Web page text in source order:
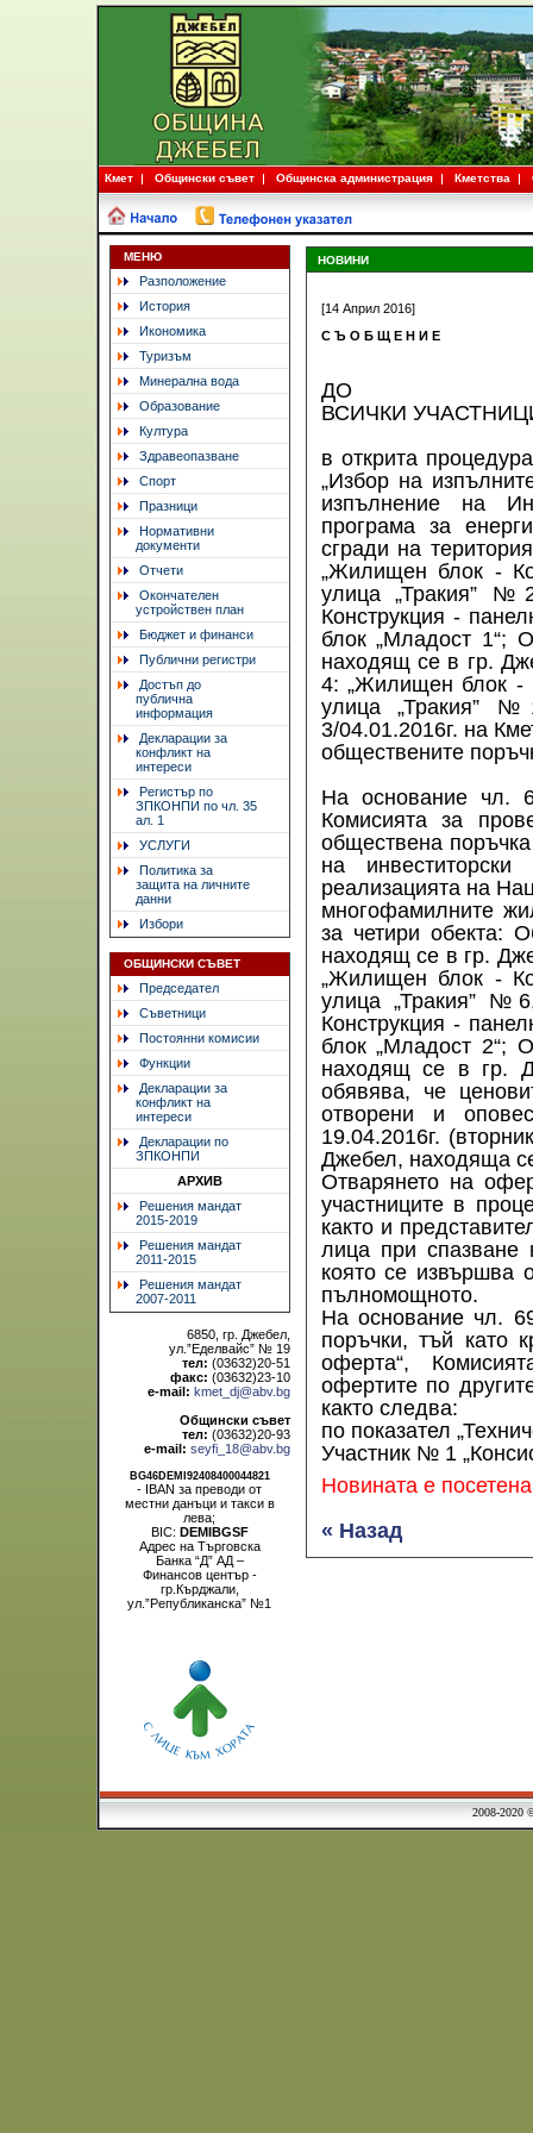
Кмет Общински съвет Общинска администрация Кметства
МЕНЮ
Разположение
История
Икономика
Туризъм
Минерална вода
Образование
Култура
Здравеопазване
Спорт
Празници
Нормативни
документи
Отчети
Окончателен
устройствен план
Бюджет и финанси
Публични регистри
Достъп до
публична
информация
Декларации за
конфликт на
интереси
Регистър по
ЗПКОНПИ по чл. 35
ал. 1
УСЛУГИ
Политика за
защита на личните
данни
Избори
ОБЩИНСКИ СЪВЕТ
Председател
Съветници
Постоянни комисии
Функции
Декларации за
конфликт на
интереси
Декларации по
ЗПКОНПИ
АРХИВ
Решения мандат
2015-2019
Решения мандат
2011-2015
Решения мандат
2007-2011
6850, гр. Джебел,
ул.”Еделвайс” № 19
тел: (03632)20-51
факс: (03632)23-10
e-mail: kmet_dj@abv.bg
Общински съвет
тел: (03632)20-93
e-mail: seyfi_18@abv.bg
BG46DEMI92408400044821
- IBAN за преводи от
местни данъци и такси в
лева;
BIC: DEMIBGSF
Адрес на Търговска
Банка “Д” АД –
Финансов център -
гр.Кърджали,
ул.”Републиканска” №1
НОВИНИ
[14 Април 2016]
С Ъ О Б Щ Е Н И Е
ДО
ВСИЧКИ
в открита
„Избор на
изпълнение на
програма за
сгради на
„Жилищен блок -
улица „Тракия”
Конструкция -
блок „Младост 1“;
находящ се в гр.
4: „Жилищен блок -
улица „Тракия”
3/04.01.2016г. на
обществените
На основание чл.
Комисията за
обществена
на
реализацията на
многофамилните
за четири обекта:
находящ се в гр.
„Жилищен блок -
улица „Тракия”
Конструкция -
блок „Младост 2“;
находящ се в гр.
обявява, че
отворени и
19.04.2016г.
Джебел, находяща
Отварянето на
участниците в
както и
лица при спазване
която се извършва
пълномощното.
На основание чл.
поръчки, тъй като
оферта“,
офертите по
както следва:
по показател
Участник № 1
Новината е
« Назад
2008-2020 ©